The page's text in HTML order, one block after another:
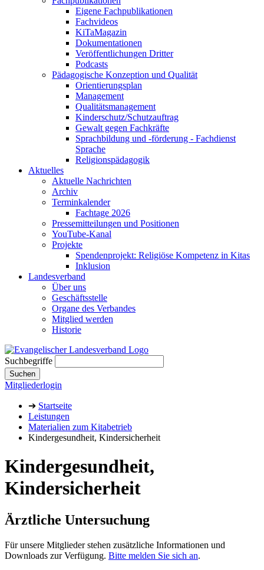
Eigene Fachpublikationen
Fachvideos
KiTaMagazin
Dokumentationen
Veröffentlichungen Dritter
Podcasts
Pädagogische Konzeption und Qualität
Orientierungsplan
Management
Qualitätsmanagement
Kinderschutz/Schutzauftrag
Gewalt gegen Fachkräfte
Sprachbildung und -förderung - Fachdienst
Sprache
Religionspädagogik
Aktuelles
Aktuelle Nachrichten
Archiv
Terminkalender
Fachtage 2026
Pressemitteilungen und Positionen
YouTube-Kanal
Projekte
Spendenprojekt: Religiöse Kompetenz in Kitas
Inklusion
Landesverband
Über uns
Geschäftsstelle
Organe des Verbandes
Mitglied werden
Historie
Suchbegriffe
Suchen
Mitgliederlogin
➔ Startseite
Leistungen
Materialien zum Kitabetrieb
Kindergesundheit, Kindersicherheit
Kindergesundheit,
Kindersicherheit
Ärztliche Untersuchung
Für unsere Mitglieder stehen zusätzliche Informationen und
Downloads zur Verfügung. Bitte melden Sie sich an.